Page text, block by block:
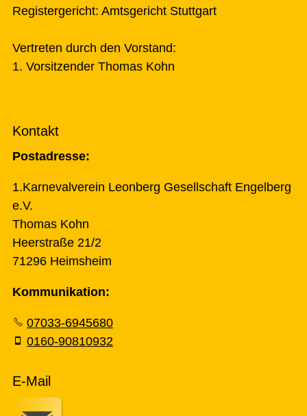
Registergericht: Amtsgericht Stuttgart
Vertreten durch den Vorstand:
1. Vorsitzender Thomas Kohn
Kontakt
Postadresse:
1.Karnevalverein Leonberg Gesellschaft Engelberg
e.V.
Thomas Kohn
Heerstraße 21/2
71296 Heimsheim
Kommunikation:
07033-6945680
0160-90810932
E-Mail